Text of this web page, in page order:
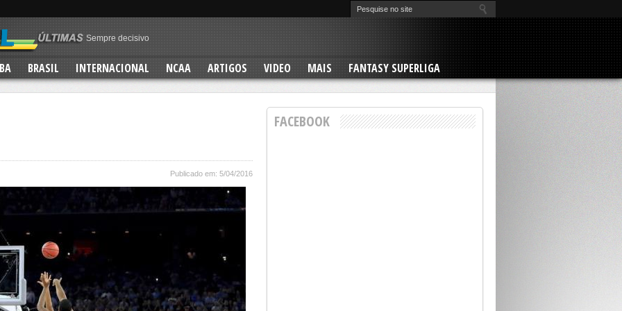
Sempre decisivo
Eternizado
No ar!
BRASIL INTERNACIONAL NCAA ARTIGOS VIDEO MAIS FANTASY SUPERLIGA
Publicado em: 5/04/2016
FACEBOOK